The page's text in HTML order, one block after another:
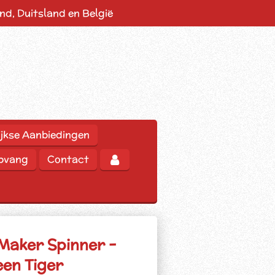
Duitsland en België
Aanbiedingen
Contact
Spinner -
Tiger